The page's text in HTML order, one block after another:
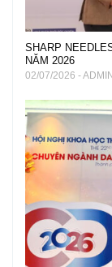
SHARP
NĂM 2026
02/07/2026 - ADMIN